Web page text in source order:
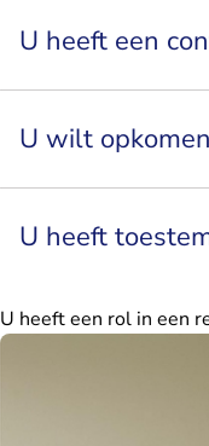
U heeft een
U wilt
U heeft
U heeft een rol in een